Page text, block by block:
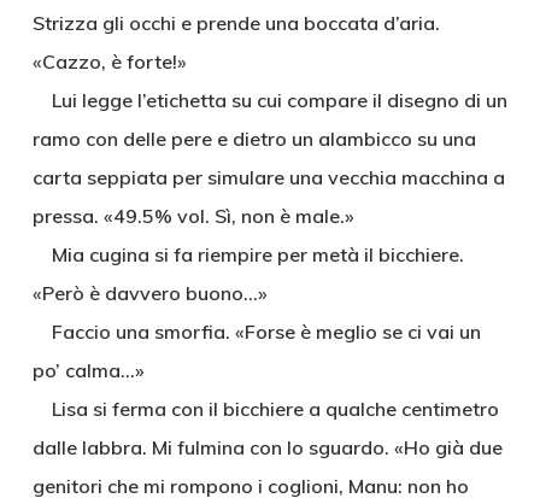
Strizza gli occhi e prende una boccata d’aria.
«Cazzo, è forte!»
Lui legge l’etichetta su cui compare il disegno di un
ramo con delle pere e dietro un alambicco su una
carta seppiata per simulare una vecchia macchina a
pressa. «49.5% vol. Sì, non è male.»
Mia cugina si fa riempire per metà il bicchiere.
«Però è davvero buono…»
Faccio una smorfia. «Forse è meglio se ci vai un
po’ calma…»
Lisa si ferma con il bicchiere a qualche centimetro
dalle labbra. Mi fulmina con lo sguardo. «Ho già due
genitori che mi rompono i coglioni, Manu: non ho